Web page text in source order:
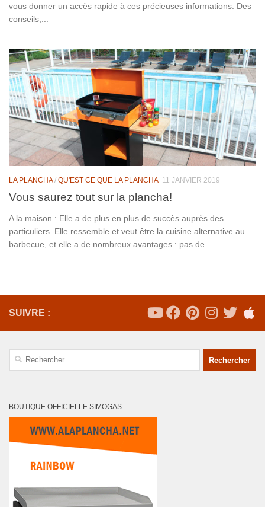
vous donner un accès rapide à ces précieuses informations. Des
conseils,...
LA PLANCHA/ QU'EST CE QUE LA PLANCHA 11 JANVIER 2019
Vous saurez tout sur la plancha!
A la maison : Elle a de plus en plus de succès auprès des
particuliers. Elle ressemble et veut être la cuisine alternative au
barbecue, et elle a de nombreux avantages : pas de...
SUIVRE :
Rechercher :
BOUTIQUE OFFICIELLE SIMOGAS